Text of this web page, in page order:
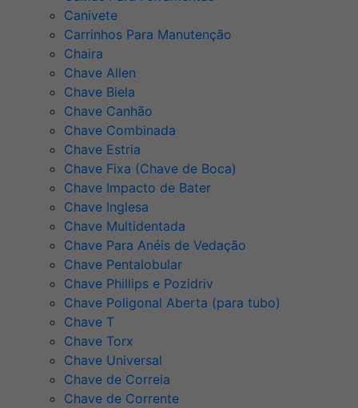
Canivete
Carrinhos Para Manutenção
Chaira
Chave Allen
Chave Biela
Chave Canhão
Chave Combinada
Chave Estria
Chave Fixa (Chave de Boca)
Chave Impacto de Bater
Chave Inglesa
Chave Multidentada
Chave Para Anéis de Vedação
Chave Pentalobular
Chave Phillips e Pozidriv
Chave Poligonal Aberta (para tubo)
Chave T
Chave Torx
Chave Universal
Chave de Correia
Chave de Corrente